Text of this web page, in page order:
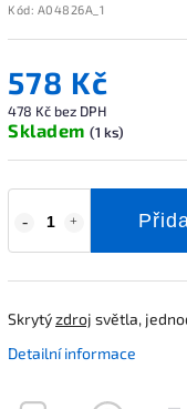
Kód: A04826A_1
578 Kč
478 Kč bez DPH
Skladem (1 ks)
Skrytýzdroj světla,
Detailní informace